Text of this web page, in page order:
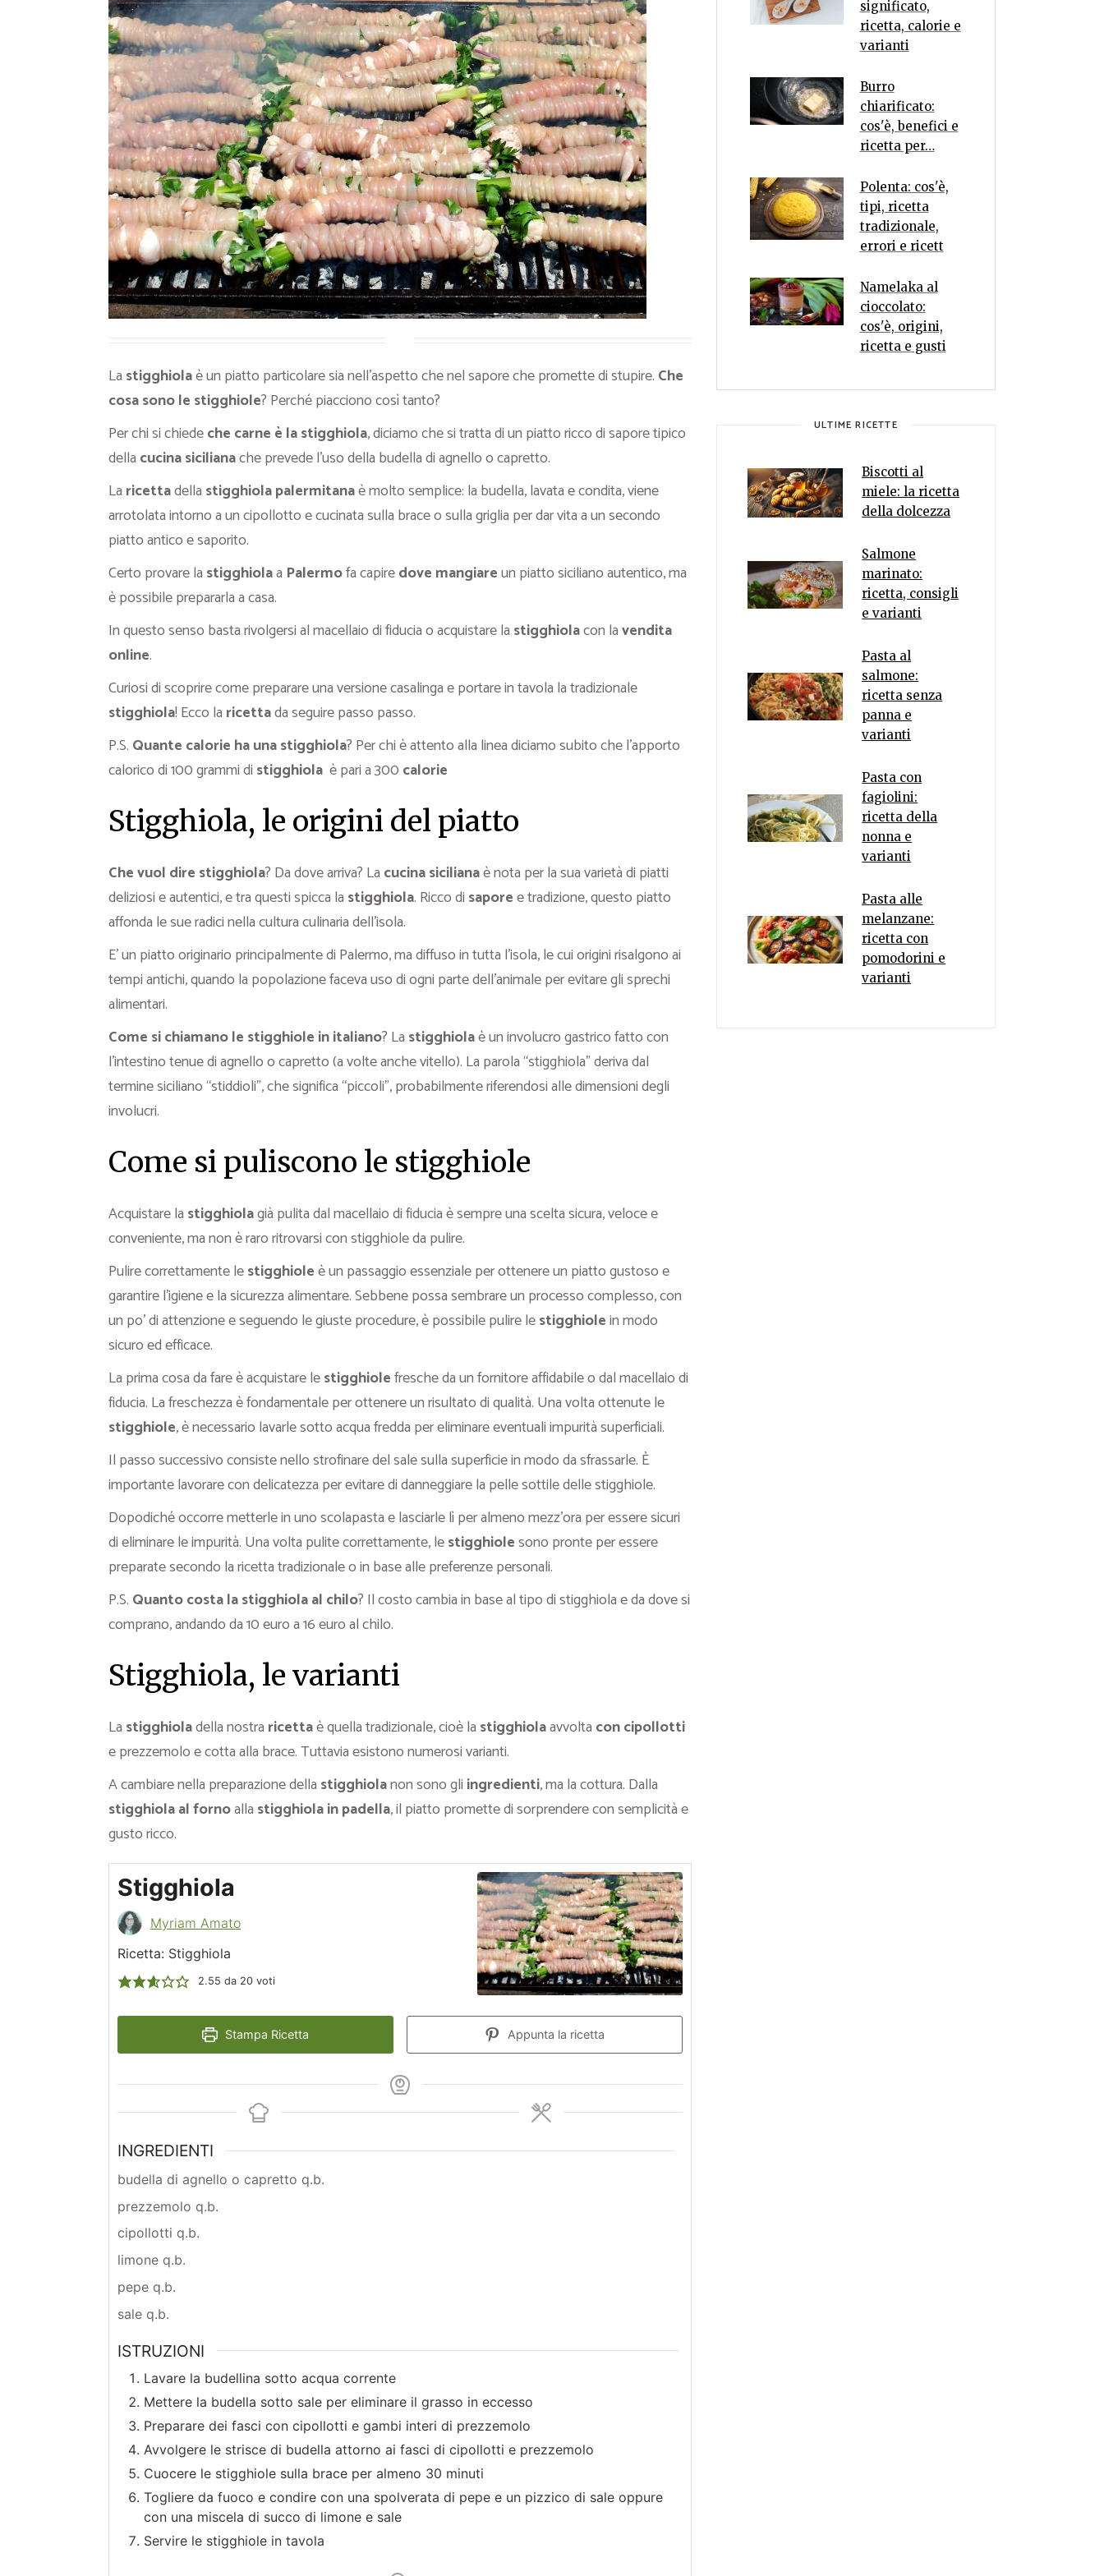
Ricette Piatti unici
Ricette Pesce
Video Ricette
Ricette per Ingrediente
La stigghiolaè un piatto particolare sia nell’aspetto che nel sapore che promette di stupire. Che
cosa sono le stigghiole? Perché piacciono così tanto?
Per chi si chiedeche carne è la stigghiola, diciamo che si tratta di un piatto ricco di sapore tipico
della cucina sicilianache prevede l’uso della budella di agnello o capretto.
La ricettadella stigghiola palermitanaè molto semplice: la budella, lavata e condita, viene
arrotolata intorno a un cipollotto e cucinata sulla brace o sulla griglia per dar vita a un secondo
piatto antico e saporito.
Certo provare la stigghiolaa Palermofa capiredove mangiareun piatto siciliano autentico, ma
è possibile prepararla a casa.
In questo senso basta rivolgersi al macellaio di fiducia o acquistare la stigghiolacon lavendita
online.
Curiosi di scoprire come preparare una versione casalinga e portare in tavola la tradizionale
stigghiola! Ecco la ricettada seguire passo passo.
P.S. Quante calorie ha una stigghiola? Per chi è attento alla linea diciamo subito che l’apporto
calorico di 100 grammi di stigghiola è pari a 300 calorie
Stigghiola, le origini del piatto
Che vuol dire stigghiola? Da dove arriva? La cucina sicilianaè nota per la sua varietà di piatti
deliziosi e autentici, e tra questi spicca la stigghiola. Ricco di saporee tradizione, questo piatto
affonda le sue radici nella cultura culinaria dell’isola.
E’ un piatto originario principalmente di Palermo, ma diffuso in tutta l’isola, le cui origini risalgono ai
tempi antichi, quando la popolazione faceva uso di ogni parte dell’animale per evitare gli sprechi
alimentari.
Come si chiamano le stigghiole in italiano? La stigghiolaè un involucro gastrico fatto con
l’intestino tenue di agnello o capretto (a volte anche vitello). La parola “stigghiola” deriva dal
termine siciliano “stiddioli”, che significa “piccoli”, probabilmente riferendosi alle dimensioni degli
involucri.
Come si puliscono le stigghiole
Acquistare la stigghiolagià pulita dal macellaio di fiducia è sempre una scelta sicura, veloce e
conveniente, ma non è raro ritrovarsi con stigghiole da pulire.
Pulire correttamente lestigghioleè un passaggio essenziale per ottenere un piatto gustoso e
garantire l’igiene e la sicurezza alimentare. Sebbene possa sembrare un processo complesso, con
un po’ di attenzione e seguendo le giuste procedure, è possibile pulire lestigghiolein modo
sicuro ed efficace.
La prima cosa da fare è acquistare lestigghiolefresche da un fornitore affidabile o dal macellaio di
fiducia. La freschezza è fondamentale per ottenere un risultato di qualità. Una volta ottenute le
stigghiole, è necessario lavarle sotto acqua fredda per eliminare eventuali impurità superficiali.
Il passo successivo consiste nello strofinare del sale sulla superficie in modo da sfrassarle. È
importante lavorare con delicatezza per evitare di danneggiare la pelle sottile delle stigghiole.
Dopodiché occorre metterle in uno scolapasta e lasciarle lì per almeno mezz’ora per essere sicuri
di eliminare le impurità. Una volta pulite correttamente, lestigghiolesono pronte per essere
preparate secondo la ricetta tradizionale o in base alle preferenze personali.
P.S. Quanto costa la stigghiola al chilo? Il costo cambia in base al tipo di stigghiola e da dove si
comprano, andando da 10 euro a 16 euro al chilo.
Stigghiola, le varianti
La stigghioladella nostra ricettaè quella tradizionale, cioè la stigghiolaavvolta concipollotti
e prezzemolo e cotta alla brace. Tuttavia esistono numerosi varianti.
A cambiare nella preparazione della stigghiolanon sono gli ingredienti, ma la cottura. Dalla
stigghiola al fornoalla stigghiola in padella, il piatto promette di sorprendere con semplicità e
gusto ricco.
Stigghiola
Myriam Amato
Ricetta: Stigghiola
2.55 da 20voti
Stampa Ricetta Appunta la ricetta
INGREDIENTI
budella di agnello o capretto q.b.
prezzemolo q.b.
cipollotti q.b.
limone q.b.
pepe q.b.
sale q.b.
ISTRUZIONI
Lavare la budellina sotto acqua corrente
Mettere la budella sotto sale per eliminare il grasso in eccesso
Preparare dei fasci con cipollotti e gambi interi di prezzemolo
Avvolgere le strisce di budella attorno ai fasci di cipollotti e prezzemolo
Cuocere le stigghiole sulla brace per almeno 30 minuti
Togliere da fuoco e condire con una spolverata di pepe e un pizzico di sale oppure
con una miscela di succo di limone e sale
Servire le stigghiole in tavola
significato,
ricetta, calorie e
varianti
Burro
chiarificato:
cos'è, benefici e
ricetta per…
Polenta: cos'è,
tipi, ricetta
tradizionale,
errori e ricett
Namelaka al
cioccolato:
cos'è, origini,
ricetta e gusti
ULTIME RICETTE
Biscotti al
miele: la ricetta
della dolcezza
Salmone
marinato:
ricetta, consigli
e varianti
Pasta al
salmone:
ricetta senza
panna e
varianti
Pasta con
fagiolini:
ricetta della
nonna e
varianti
Pasta alle
melanzane:
ricetta con
pomodorini e
varianti